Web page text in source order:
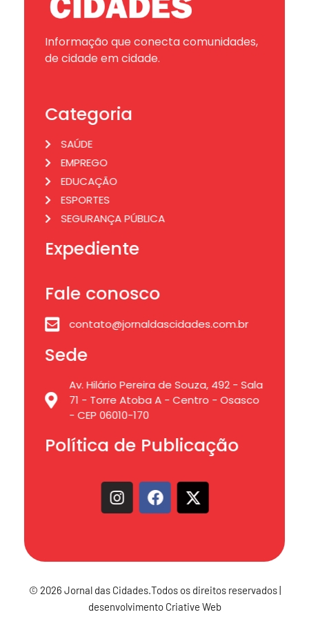
Informação que conecta comunidades,
de cidade em cidade.
Categoria
SAÚDE
EMPREGO
EDUCAÇÃO
ESPORTES
SEGURANÇA PÚBLICA
Expediente
Fale conosco
contato@jornaldascidades.com.br
Sede
Av. Hilário Pereira de Souza, 492 - Sala
71 - Torre Atoba A - Centro - Osasco
- CEP 06010-170
Política de Publicação
© 2026 Jornal das Cidades.Todos os direitos reservados |
desenvolvimento Criative Web